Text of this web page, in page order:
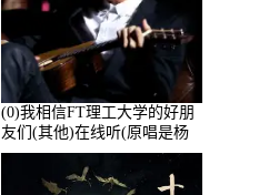
(0)我相信FT理工大学的好朋
友们(其他)在线听(原唱是杨
培安)，老乔演唱点播:23714